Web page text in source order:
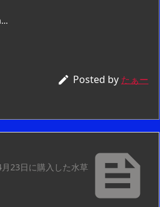
 Posted by たぁー

23日に購入した水草